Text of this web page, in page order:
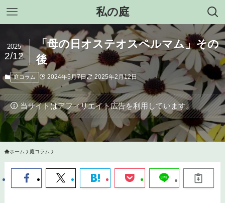
私の庭
「母の日オステオスペルマム」その
後
2025
2/12
庭コラム 2024年5月7日 2025年2月12日
当サイトはアフィリエイト広告を利用しています。
ホーム 庭コラム